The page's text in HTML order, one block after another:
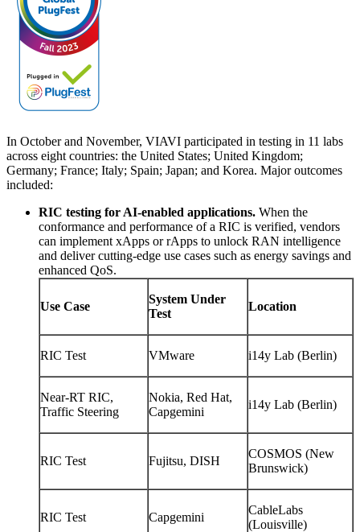
In October and November, VIAVI participated in testing in 11 labs
across eight countries: the United States; United Kingdom;
Germany; France; Italy; Spain; Japan; and Korea. Major outcomes
included:
RIC testing for AI-enabled applications. When the
conformance and performance of a RIC is verified, vendors
can implement xApps or rApps to unlock RAN intelligence
and deliver cutting-edge use cases such as energy savings and
enhanced QoS.
Use Case
System Under
Test
Location
RIC Test VMware i14y Lab (Berlin)
Near-RT RIC,
Traffic Steering
Nokia, Red Hat,
Capgemini
i14y Lab (Berlin)
RIC Test Fujitsu, DISH
COSMOS (New
Brunswick)
RIC Test Capgemini
CableLabs
(Louisville)